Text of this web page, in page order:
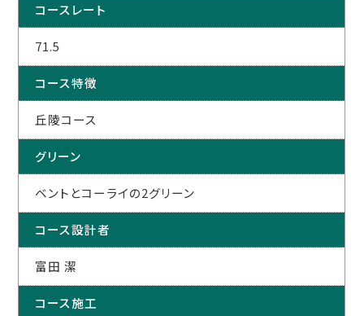
コースレート
71.5
コース特徴
丘陵コース
グリーン
ベントとコーライの2グリーン
コース設計者
富田 潔
コース施工